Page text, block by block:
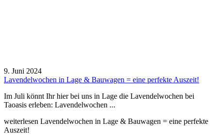
9. Juni 2024
Lavendelwochen in Lage & Bauwagen = eine perfekte Auszeit!
Im Juli könnt Ihr hier bei uns in Lage die Lavendelwochen bei
Taoasis erleben: Lavendelwochen ...
weiterlesen Lavendelwochen in Lage & Bauwagen = eine perfekte
Auszeit!